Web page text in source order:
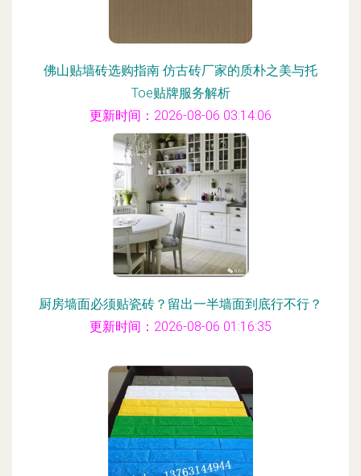
佛山贴墙砖选购指南 仿古砖厂家的质朴之美与托
Toe贴牌服务解析
更新时间：2026-08-06 03:14:06
厨房墙面必须贴瓷砖？留出一半墙面到底行不行？
更新时间：2026-08-06 01:16:35